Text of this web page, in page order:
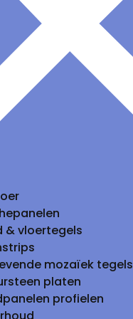
& vloertegels
mozaïek tegels
platen
profielen